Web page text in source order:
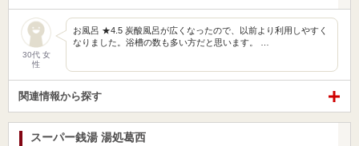
30代 女
性
お風呂 ★4.5 炭酸風呂が広くなったので、以前より利用しやすく
なりました。浴槽の数も多い方だと思います。 …
関連情報から探す
スーパー銭湯 湯処葛西